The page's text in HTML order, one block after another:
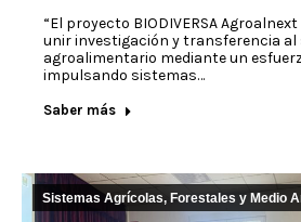
“El proyecto BIODIVERSA
unir investigación y transferencia
agroalimentario mediante un
impulsando sistemas…
Saber más
Sistemas Agrícolas, Forestales y Medio